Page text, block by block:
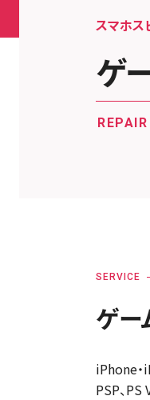
スマホス
ゲ
SERVICE
ゲー
iPhone
PSP、